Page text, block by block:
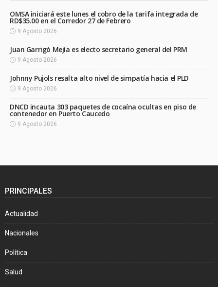
OMSA iniciará este lunes el cobro de la tarifa integrada de
RD$35.00 en el Corredor 27 de Febrero
9 Agosto 2026
Juan Garrigó Mejía es electo secretario general del PRM
9 Agosto 2026
Johnny Pujols resalta alto nivel de simpatía hacia el PLD
9 Agosto 2026
DNCD incauta 303 paquetes de cocaína ocultas en piso de
contenedor en Puerto Caucedo
9 Agosto 2026
PRINCIPALES
Actualidad
Nacionales
Política
Salud